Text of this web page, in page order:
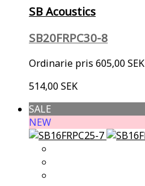
SB Acoustics
SB20FRPC30-8
Ordinarie pris 605,00 SEK
514,00 SEK
SALE
NEW